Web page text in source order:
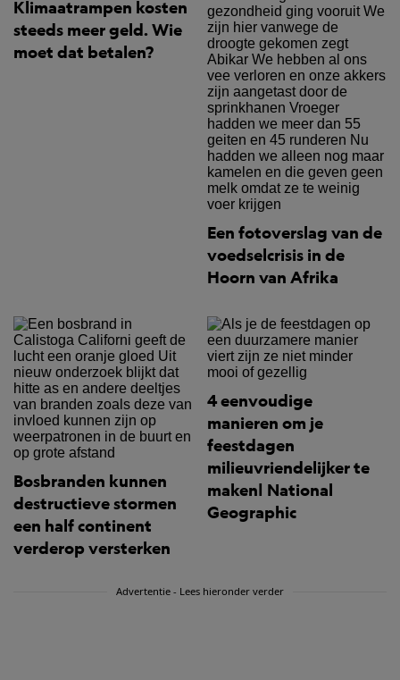
Klimaatrampen kosten
steeds meer geld. Wie
moet dat betalen?
Een fotoverslag van de
voedselcrisis in de
Hoorn van Afrika
Bosbranden kunnen
destructieve stormen
een half continent
verderop versterken
4 eenvoudige
manieren om je
feestdagen
milieuvriendelijker te
maken| National
Geographic
Advertentie - Lees hieronder verder